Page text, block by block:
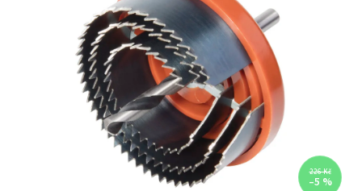
226 Kč
–5 %